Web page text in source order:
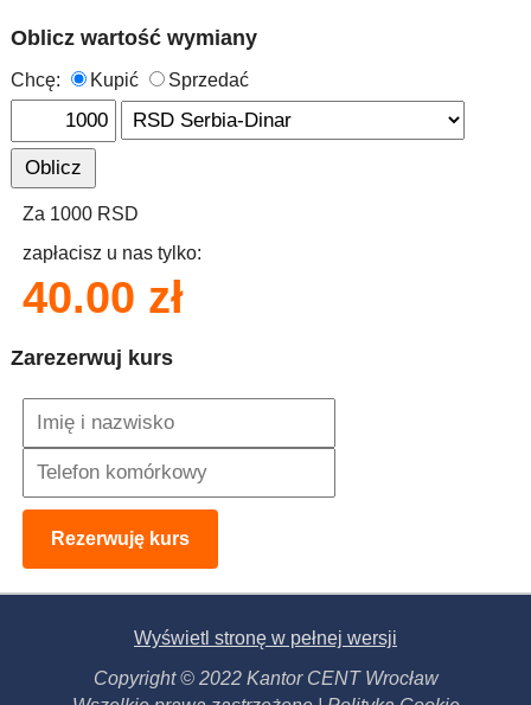
Oblicz wartość wymiany
Chcę: Kupić Sprzedać
Oblicz
Za 1000 RSD
zapłacisz u nas tylko:
40.00 zł
Zarezerwuj kurs
Rezerwuję kurs
Wyświetl stronę w pełnej wersji
Copyright © 2022 Kantor CENT Wrocław